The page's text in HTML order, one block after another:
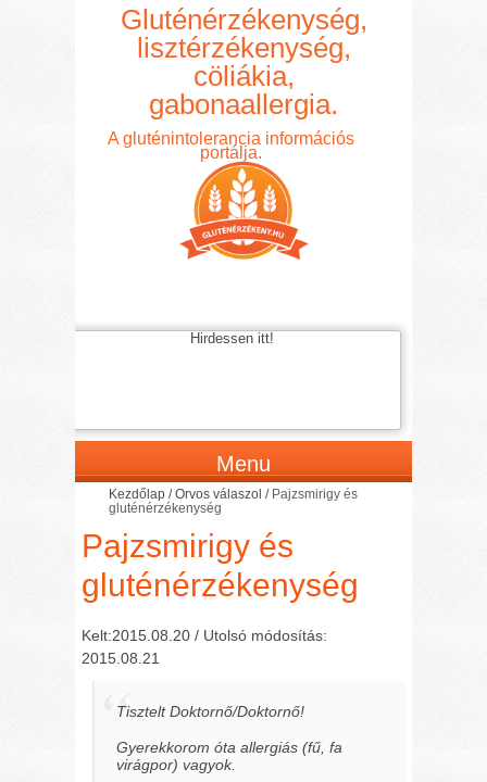
Gluténérzékenység,
lisztérzékenység,
cöliákia,
gabonaallergia.
A gluténintolerancia információs
portálja.
Hirdessen itt!
Menu
Kezdőlap /Orvos válaszol / Pajzsmirigy és
gluténérzékenység
Pajzsmirigy és
gluténérzékenység
Kelt:2015.08.20 / Utolsó módosítás:
2015.08.21
Tisztelt Doktornő/Doktornő!
Gyerekkorom óta allergiás(fű, fa
virágpor)vagyok.